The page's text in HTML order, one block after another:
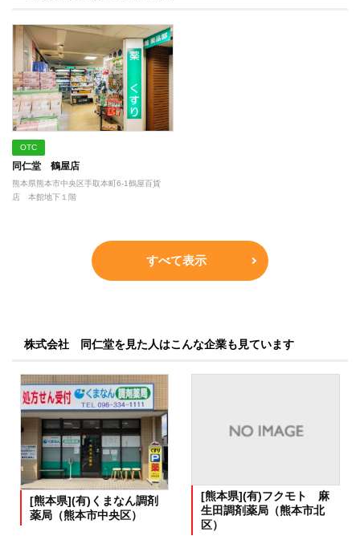
OTC
同仁堂 鶴屋店
熊本県熊本市中央区手取本町6-1鶴屋百貨
店 本館地下１階
すべて表示
株式会社 同仁堂を見た人はこんな企業も見ています
[熊本県](有)くまなん調剤
薬局（熊本市中央区）
[熊本県](有)フクモト 麻
生田調剤薬局（熊本市北
区）